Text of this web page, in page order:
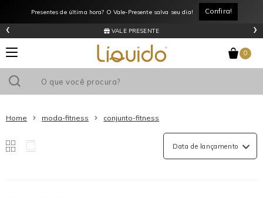
Moda
Fitness
Conjunto
Presentes de última hora? O Vale-Presente salva seu dia! Confira!
VALE PRESENTE
‹ ›
0
Home moda-fitness conjunto-fitness